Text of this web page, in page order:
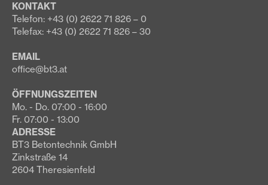
KONTAKT
Telefon: +43 (0) 2622 71 826 – 0
Telefax: +43 (0) 2622 71 826 – 30
EMAIL
office@bt3.at
ÖFFNUNGSZEITEN
Mo. - Do. 07:00 - 16:00
Fr. 07:00 - 13:00
ADRESSE
BT3 Betontechnik GmbH
Zinkstraße 14
2604 Theresienfeld